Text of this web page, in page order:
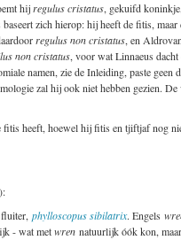
hijregulus cristatus, gekuifd
baseert zich hierop: hij heeft de fitis,
regulus non cristatus, en
non cristatus, voor wat Linnaeus
namen, zie de Inleiding, paste geen
zal hij ook niet hebben gezien.
fitis heeft, hoewel hij fitis en tjiftjaf nog
phylloscopus sibilatrix. Engels
- wat metwren natuurlijk óók kon,